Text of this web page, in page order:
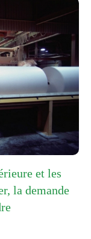
et les
la demande